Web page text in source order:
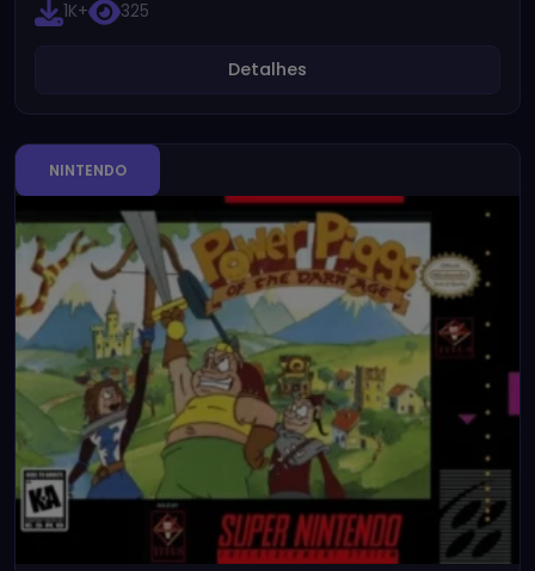
1K+ 325
Detalhes
NINTENDO